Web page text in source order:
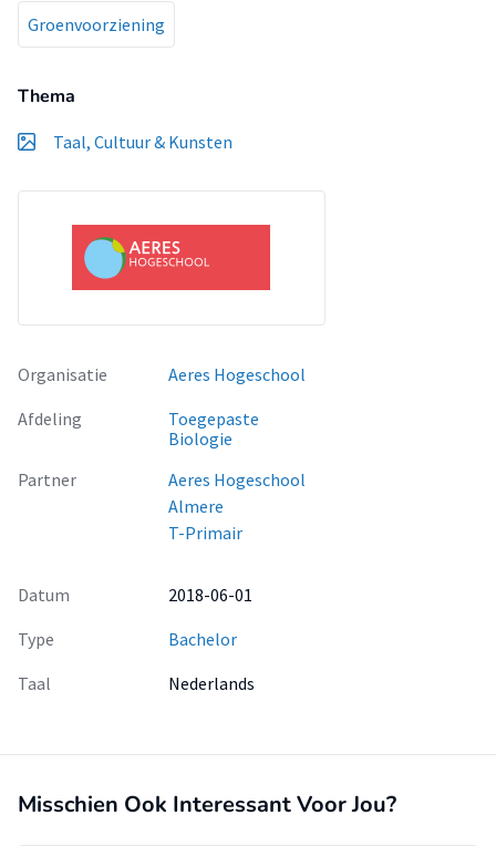
Groenvoorziening
Thema
Taal, Cultuur & Kunsten
Organisatie
Aeres Hogeschool
Afdeling
Toegepaste
Biologie
Partner
Aeres Hogeschool
Almere
T-Primair
Datum
2018-06-01
Type
Bachelor
Taal
Nederlands
Misschien Ook Interessant Voor Jou?